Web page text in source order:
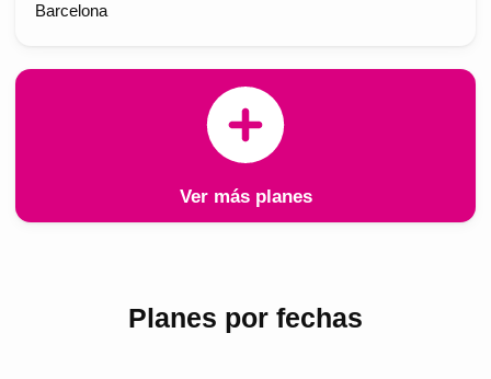
Barcelona
Ver más planes
Planes por fechas